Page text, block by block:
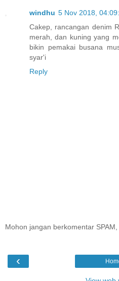
windhu 5 Nov 2018,
Cakep, rancangan denim
merah, dan kuning yang
bikin pemakai busana
syar'i
Reply
Mohon jangan berkomentar SPAM,
‹